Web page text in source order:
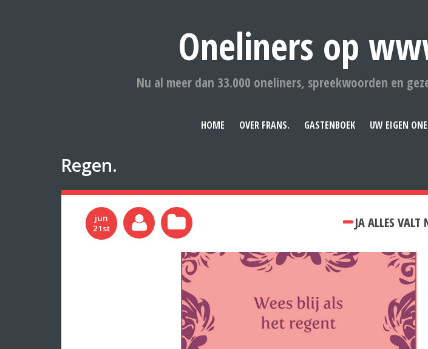
Oneliners op
Nu al meer dan 33.000 oneliners, spreekwoorden en
HOME OVER FRANS. GASTENBOEK UW EIGEN
Regen.
jun
21st
JA ALLES VALT